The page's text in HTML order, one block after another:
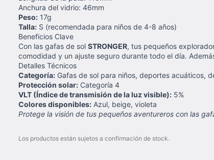
Anchura del vidrio: 46mm
Peso: 17g
Talla: S (recomendada para niños de 4-8 años)
Beneficios Clave
Con las gafas de sol STRONGER, tus pequeños
comodidad y un ajuste seguro durante todo el día.
Detalles Técnicos
Categoría: Gafas de sol para niños, deportes acuáticos,
Protección solar: Categoría 4
VLT (Índice de transmisión de la luz visible): 5%
Colores disponibles: Azul, beige, violeta
Protege la visión de tus pequeños aventureros con las
Los productos están sujetos a confirmación de stock.